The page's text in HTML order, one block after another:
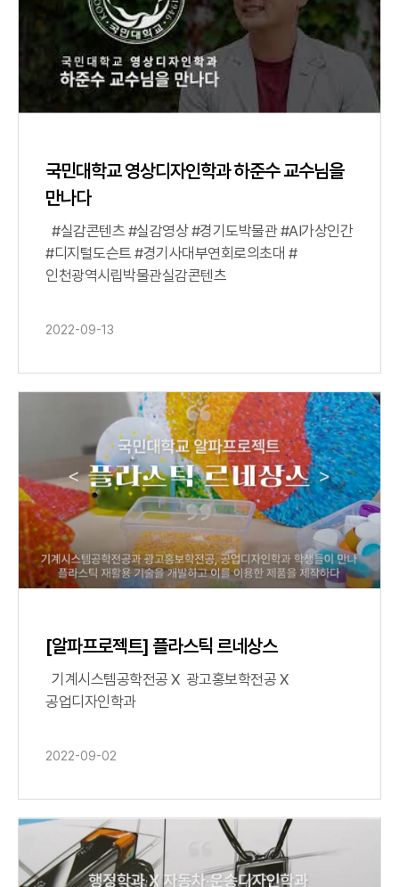
국민대학교 영상디자인학과 하준수 교수님을
만나다
#디지털도슨트 #경기사대부연회로의초대 #
2022-09-13
[알파프로젝트] 플라스틱 르네상스
2022-09-02